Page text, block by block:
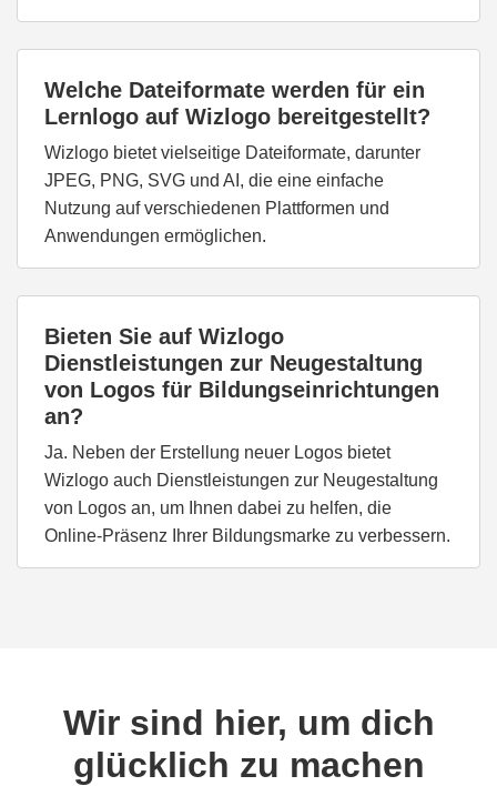
Welche Dateiformate werden für ein
Lernlogo auf Wizlogo bereitgestellt?
Wizlogo bietet vielseitige Dateiformate, darunter
JPEG, PNG, SVG und AI, die eine einfache
Nutzung auf verschiedenen Plattformen und
Anwendungen ermöglichen.
Bieten Sie auf Wizlogo
Dienstleistungen zur Neugestaltung
von Logos für Bildungseinrichtungen
an?
Ja. Neben der Erstellung neuer Logos bietet
Wizlogo auch Dienstleistungen zur Neugestaltung
von Logos an, um Ihnen dabei zu helfen, die
Online-Präsenz Ihrer Bildungsmarke zu verbessern.
Wir sind hier, um dich
glücklich zu machen